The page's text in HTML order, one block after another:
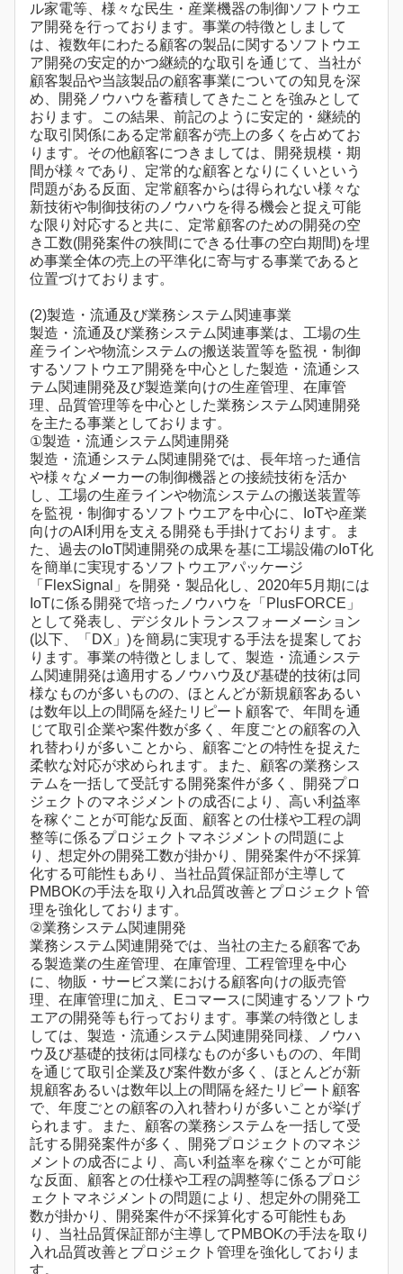
ル家電等、様々な民生・産業機器の制御ソフトウエ
ア開発を行っております。事業の特徴としまして
は、複数年にわたる顧客の製品に関するソフトウエ
ア開発の安定的かつ継続的な取引を通じて、当社が
顧客製品や当該製品の顧客事業についての知見を深
め、開発ノウハウを蓄積してきたことを強みとして
おります。この結果、前記のように安定的・継続的
な取引関係にある定常顧客が売上の多くを占めてお
ります。その他顧客につきましては、開発規模・期
間が様々であり、定常的な顧客となりにくいという
問題がある反面、定常顧客からは得られない様々な
新技術や制御技術のノウハウを得る機会と捉え可能
な限り対応すると共に、定常顧客のための開発の空
き工数(開発案件の狭間にできる仕事の空白期間)を埋
め事業全体の売上の平準化に寄与する事業であると
位置づけております。
(2)製造・流通及び業務システム関連事業
製造・流通及び業務システム関連事業は、工場の生
産ラインや物流システムの搬送装置等を監視・制御
するソフトウエア開発を中心とした製造・流通シス
テム関連開発及び製造業向けの生産管理、在庫管
理、品質管理等を中心とした業務システム関連開発
を主たる事業としております。
①製造・流通システム関連開発
製造・流通システム関連開発では、長年培った通信
や様々なメーカーの制御機器との接続技術を活か
し、工場の生産ラインや物流システムの搬送装置等
を監視・制御するソフトウエアを中心に、IoTや産業
向けのAI利用を支える開発も手掛けております。ま
た、過去のIoT関連開発の成果を基に工場設備のIoT化
を簡単に実現するソフトウエアパッケージ
「FlexSignal」を開発・製品化し、2020年5月期には
IoTに係る開発で培ったノウハウを「PlusFORCE」
として発表し、デジタルトランスフォーメーション
(以下、「DX」)を簡易に実現する手法を提案してお
ります。事業の特徴としまして、製造・流通システ
ム関連開発は適用するノウハウ及び基礎的技術は同
様なものが多いものの、ほとんどが新規顧客あるい
は数年以上の間隔を経たリピート顧客で、年間を通
じて取引企業や案件数が多く、年度ごとの顧客の入
れ替わりが多いことから、顧客ごとの特性を捉えた
柔軟な対応が求められます。また、顧客の業務シス
テムを一括して受託する開発案件が多く、開発プロ
ジェクトのマネジメントの成否により、高い利益率
を稼ぐことが可能な反面、顧客との仕様や工程の調
整等に係るプロジェクトマネジメントの問題によ
り、想定外の開発工数が掛かり、開発案件が不採算
化する可能性もあり、当社品質保証部が主導して
PMBOKの手法を取り入れ品質改善とプロジェクト管
理を強化しております。
②業務システム関連開発
業務システム関連開発では、当社の主たる顧客であ
る製造業の生産管理、在庫管理、工程管理を中心
に、物販・サービス業における顧客向けの販売管
理、在庫管理に加え、Eコマースに関連するソフトウ
エアの開発等も行っております。事業の特徴としま
しては、製造・流通システム関連開発同様、ノウハ
ウ及び基礎的技術は同様なものが多いものの、年間
を通じて取引企業及び案件数が多く、ほとんどが新
規顧客あるいは数年以上の間隔を経たリピート顧客
で、年度ごとの顧客の入れ替わりが多いことが挙げ
られます。また、顧客の業務システムを一括して受
託する開発案件が多く、開発プロジェクトのマネジ
メントの成否により、高い利益率を稼ぐことが可能
な反面、顧客との仕様や工程の調整等に係るプロジ
ェクトマネジメントの問題により、想定外の開発工
数が掛かり、開発案件が不採算化する可能性もあ
り、当社品質保証部が主導してPMBOKの手法を取り
入れ品質改善とプロジェクト管理を強化しておりま
す。